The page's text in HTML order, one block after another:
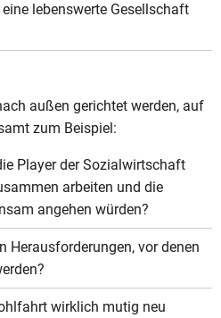
lebenswerte Gesellschaft
außen gerichtet werden, auf
zum Beispiel:
Player der Sozialwirtschaft
arbeiten und die
angehen würden?
Herausforderungen, vor denen
wirklich mutig neu